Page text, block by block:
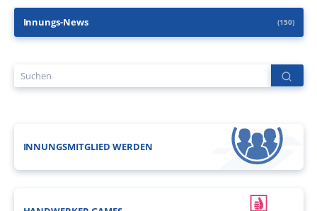
Innungs-News (150)
INNUNGSMITGLIED WERDEN